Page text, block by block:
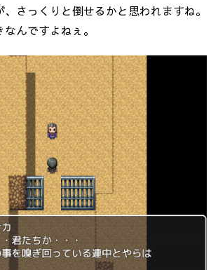
さっくりと倒せるかと思われますね。
んですよねぇ。